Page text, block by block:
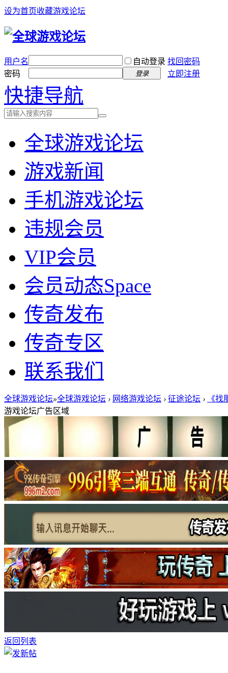
设为首页收藏游戏论坛
用户名 自动登录 找回密码
密码
登录 立即注册
快捷导航
全球游戏论坛
游戏新闻
手机游戏论坛
违规会员
VIP会员
会员动态Space
传奇发布
传奇专区
联系我们
全球游戏论坛»全球游戏论坛 › 网络游戏论坛 › 征途论坛 ›
《
游戏论坛广告区域
返回列表